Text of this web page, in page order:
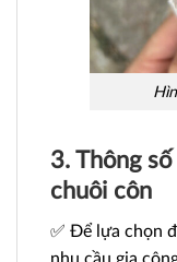
3. Thông
chuôi côn
✅ Để lựa chọn